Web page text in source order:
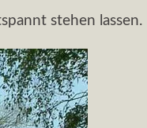
stehen lassen.